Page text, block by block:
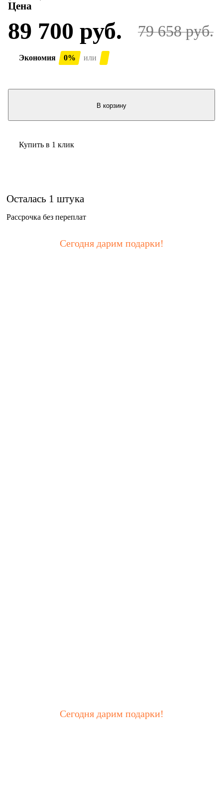
Цена
89 700 руб. 79 658 руб.
Экономия 0% или
В корзину
Купить в 1 клик
Осталась 1 штука
Рассрочка без переплат
Сегодня дарим подарки!
Сегодня дарим подарки!